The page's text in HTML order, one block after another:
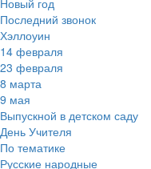
Новый год
Последний звонок
Хэллоуин
14 февраля
23 февраля
8 марта
9 мая
Выпускной в детском саду
День Учителя
По тематике
Русские народные